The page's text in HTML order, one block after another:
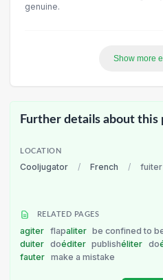
genuine.
Show more
Further details about this
LOCATION
Cooljugator / French / fuiter
RELATED PAGES
agiter flapaliter be confined to
duiter doéditer publishéliter do
fauter make a mistake